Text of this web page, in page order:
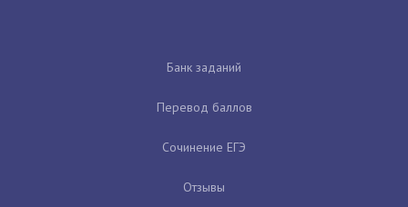
Банк заданий
Перевод баллов
Сочинение ЕГЭ
Отзывы